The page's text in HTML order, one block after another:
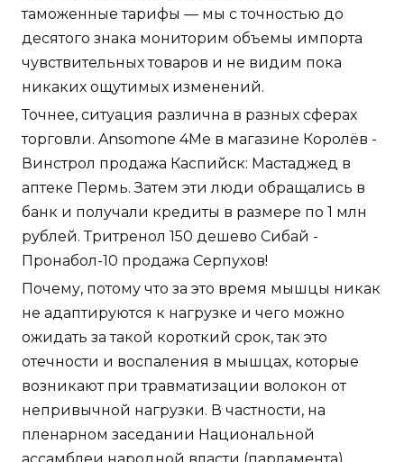
таможенные тарифы — мы с точностью до
десятого знака мониторим объемы импорта
чувствительных товаров и не видим пока
никаких ощутимых изменений.
Точнее, ситуация различна в разных сферах
торговли. Ansomone 4Me в магазине Королёв -
Винстрол продажа Каспийск: Мастаджед в
аптеке Пермь. Затем эти люди обращались в
банк и получали кредиты в размере по 1 млн
рублей. Тритренол 150 дешево Сибай -
Пронабол-10 продажа Серпухов!
Почему, потому что за это время мышцы никак
не адаптируются к нагрузке и чего можно
ожидать за такой короткий срок, так это
отечности и воспаления в мышцах, которые
возникают при травматизации волокон от
непривычной нагрузки. В частности, на
пленарном заседании Национальной